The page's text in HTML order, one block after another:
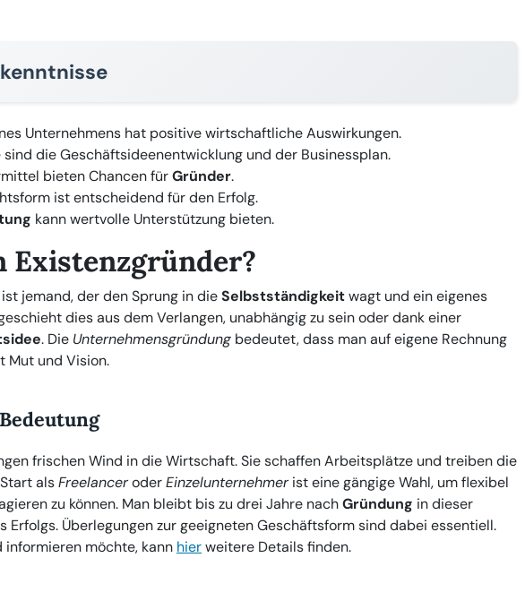
Unternehmens hat positive wirtschaftliche Auswirkungen.
die Geschäftsideenentwicklung und der Businessplan.
bieten Chancen fürGründer.
ist entscheidend für den Erfolg.
kann wertvolle Unterstützung bieten.
Existenzgründer?
ist jemand, der den Sprung in dieSelbstständigkeitwagt und ein eigenes
dies aus dem Verlangen, unabhängig zu sein oder dank einer
. Die Unternehmensgründung bedeutet, dass man auf eigene Rechnung
Mut und Vision.
frischen Wind in die Wirtschaft. Sie schaffen Arbeitsplätze und treiben die
alsFreelanceroderEinzelunternehmerist eine gängige Wahl, um flexibel
zu können. Man bleibt bis zu drei Jahre nachGründung in dieser
Erfolgs. Überlegungen zur geeigneten Geschäftsform sind dabei essentiell.
möchte, kann hierweitere Details finden.